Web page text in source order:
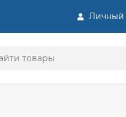
Личный